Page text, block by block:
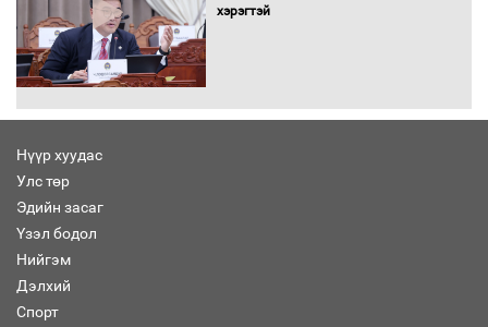
хэрэгтэй
Нүүр хуудас
Улс төр
Эдийн засаг
Үзэл бодол
Нийгэм
Дэлхий
Спорт